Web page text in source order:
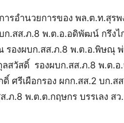
ารอำนวยการของ พล.ต.ท.สุร
ก.สส.ภ.8 พ.ต.อ.อดิพัฒน์ กรึงไ
รองผบก.สส.ภ.8 พ.ต.อ.พิษณุ พ่
สวัสดิ์ รองผบก.สส.ภ.8 พ.ต.อ
ศรีเผือกรอง ผกก.สส.2 บก.ส
.ภ.8 พ.ต.ต.กฤษกร บรรเลง สว